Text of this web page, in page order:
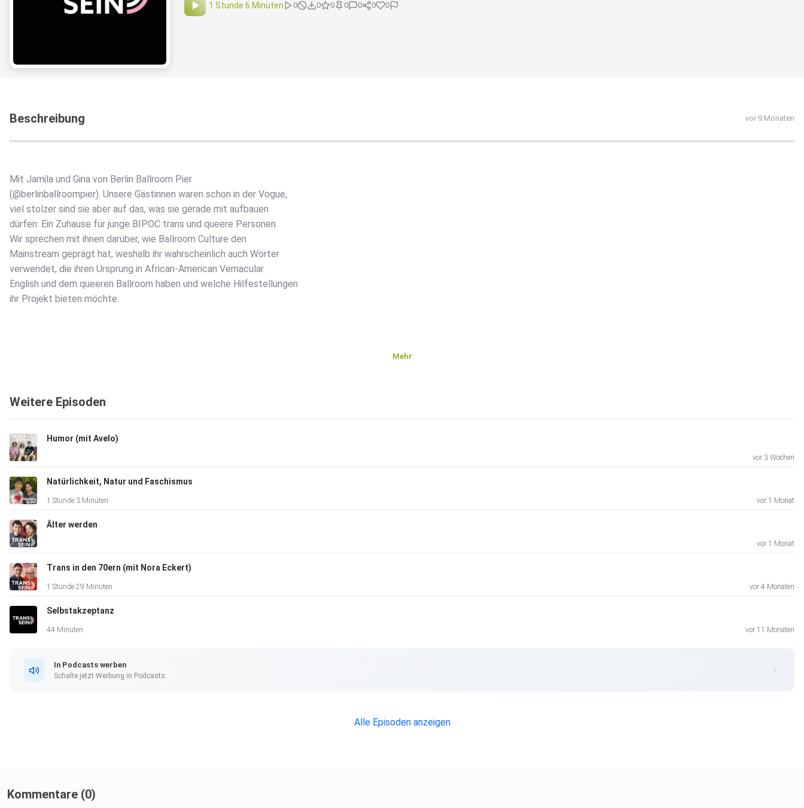
1 Stunde 6 Minuten 0 0 0 0 0 0 0
Beschreibung vor 9 Monaten
Mit Jamila und Gina von Berlin Ballroom Pier
(@berlinballroompier). Unsere Gästinnen waren schon in der Vogue,
viel stolzer sind sie aber auf das, was sie gerade mit aufbauen
dürfen: Ein Zuhause für junge BIPOC trans und queere Personen.
Wir sprechen mit ihnen darüber, wie Ballroom Culture den
Mainstream geprägt hat, weshalb ihr wahrscheinlich auch Wörter
verwendet, die ihren Ursprung in African-American Vernacular
English und dem queeren Ballroom haben und welche Hilfestellungen
ihr Projekt bieten möchte.
Mehr
Weitere Episoden
Humor (mit Avelo)
vor 3 Wochen
Natürlichkeit, Natur und Faschismus
1 Stunde 3 Minuten vor 1 Monat
Älter werden
vor 1 Monat
Trans in den 70ern (mit Nora Eckert)
1 Stunde 29 Minuten vor 4 Monaten
Selbstakzeptanz
44 Minuten vor 11 Monaten
In Podcasts werben
Schalte jetzt Werbung in Podcasts.
Alle Episoden anzeigen
Kommentare (0)